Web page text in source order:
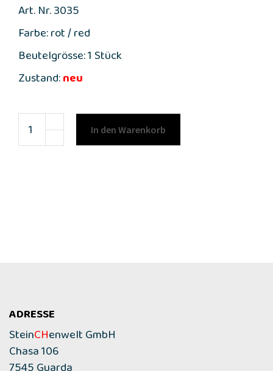
Art. Nr. 3035
Farbe: rot / red
Beutelgrösse: 1 Stück
Zustand:neu
In den Warenkorb
ADRESSE
SteinCHenwelt GmbH
Chasa 106